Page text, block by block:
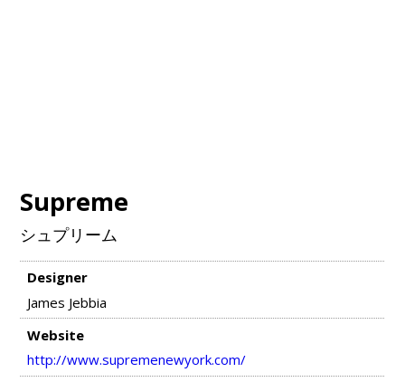
Supreme
シュプリーム
Designer
James Jebbia
Website
http://www.supremenewyork.com/